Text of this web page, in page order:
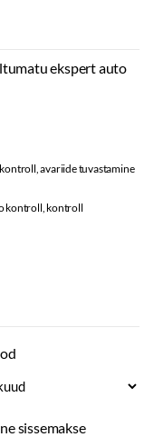
ekspert auto
avariide tuvastamine
kontroll, kontroll
sissemakse